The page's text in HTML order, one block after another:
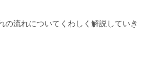
の流れについてくわしく解説していき